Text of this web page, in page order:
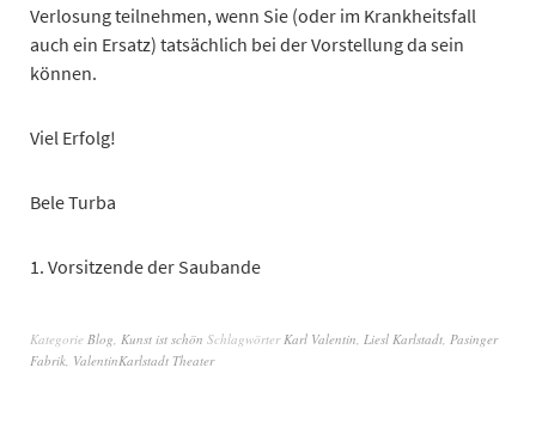
Verlosung teilnehmen, wenn Sie (oder im Krankheitsfall
auch ein Ersatz) tatsächlich bei der Vorstellung da sein
können.
Viel Erfolg!
Bele Turba
1. Vorsitzende der Saubande
Kategorie Blog Kunst ist schön Schlagwörter Karl Valentin Liesl Karlstadt Pasinger
Fabrik ValentinKarlstadt Theater